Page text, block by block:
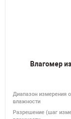
Влагомер
Диапазон измерения
влажности
Разрешение (шаг